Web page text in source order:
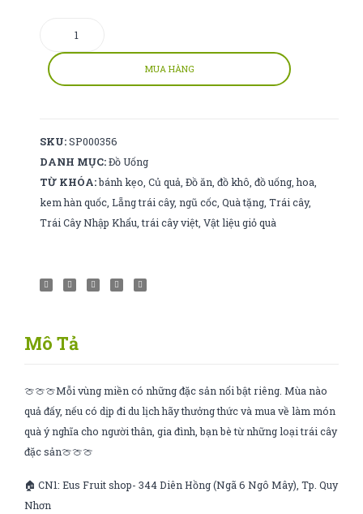
số
lượng
MUA HÀNG
SKU: SP000356
DANH MỤC: Đồ Uống
TỪ KHÓA: bánh kẹo ,Củ quả ,Đồ ăn ,đồ khô ,đồ uống ,hoa
kem hàn quốc ,Lẵng trái cây,ngũ cốc ,Quà tặng ,Trái cây,
Trái Cây Nhập Khẩu ,trái cây việt ,Vật liệu giỏ quà
Mô Tả
🍈🍈🍈Mỗi vùng miền có những đặc sản nổi bật riêng. Mùa nào
quả đấy, nếu có dịp đi du lịch hãy thưởng thức và mua về làm món
quà ý nghĩa cho người thân, gia đình, bạn bè từ những loại trái cây
đặc sản🍈🍈🍈
🏠 CN1: Eus Fruit shop- 344 Diên Hồng (Ngã 6 Ngô Mây), Tp. Quy
Nhơn